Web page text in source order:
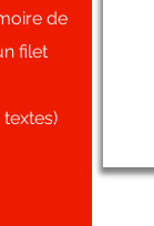
de
filet